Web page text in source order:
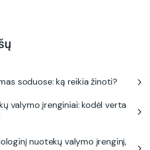
soduose: ką reikia žinoti?
valymo įrenginiai: kodėl verta
nuotekų valymo įrenginį,